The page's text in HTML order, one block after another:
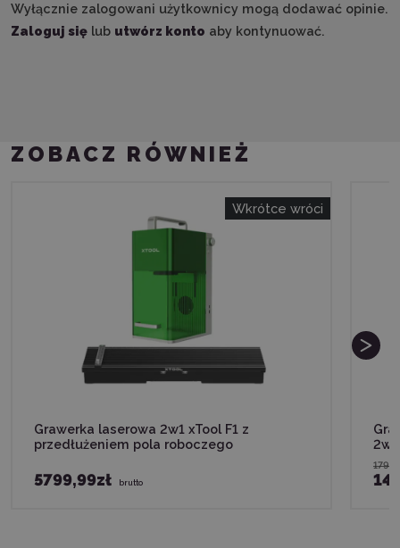
Wyłącznie zalogowani użytkownicy mogą dodawać opinie.
Zaloguj się lub utwórz konto aby kontynuować.
ZOBACZ RÓWNIEŻ
Wkrótce wróci
Grawerka laserowa 2w1 xTool F1 z
przedłużeniem pola roboczego
5799,99zł brutto